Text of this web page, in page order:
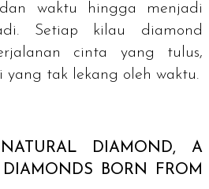
waktu hingga menjadi
Setiap kilau diamond
cinta yang tulus,
yang tak lekang oleh waktu.
DIAMOND, A
DIAMONDS BORN FROM